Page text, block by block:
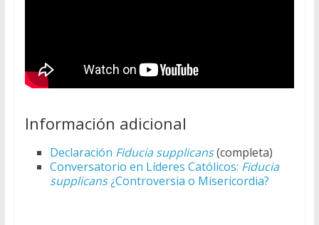
Información adicional
Declaración Fiducia supplicans(completa)
Conversatorio en Líderes Católicos: Fiducia
supplicans¿Controversia o Misericordia?